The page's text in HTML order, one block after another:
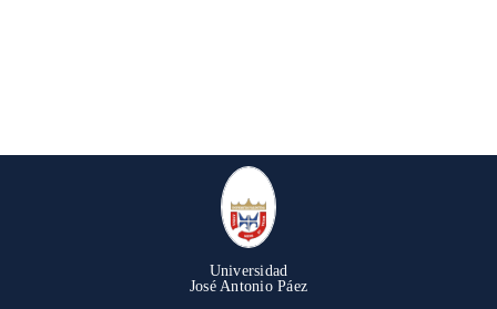
Universidad
José Antonio Páez